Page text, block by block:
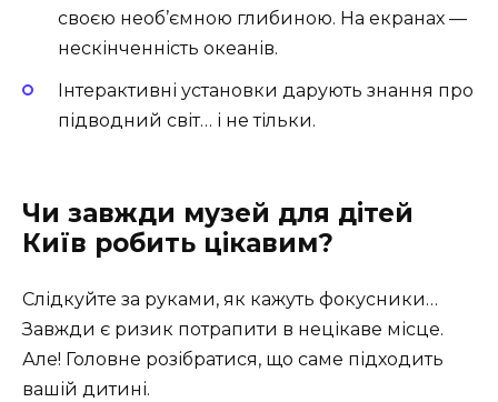
своєю необ’ємною глибиною. На екранах —
нескінченність океанів.
Інтерактивні установки дарують знання про
підводний світ… і не тільки.
Чи завжди музей для дітей
Київ робить цікавим?
Слідкуйте за руками, як кажуть фокусники…
Завжди є ризик потрапити в нецікаве місце.
Але! Головне розібратися, що саме підходить
вашій дитині.